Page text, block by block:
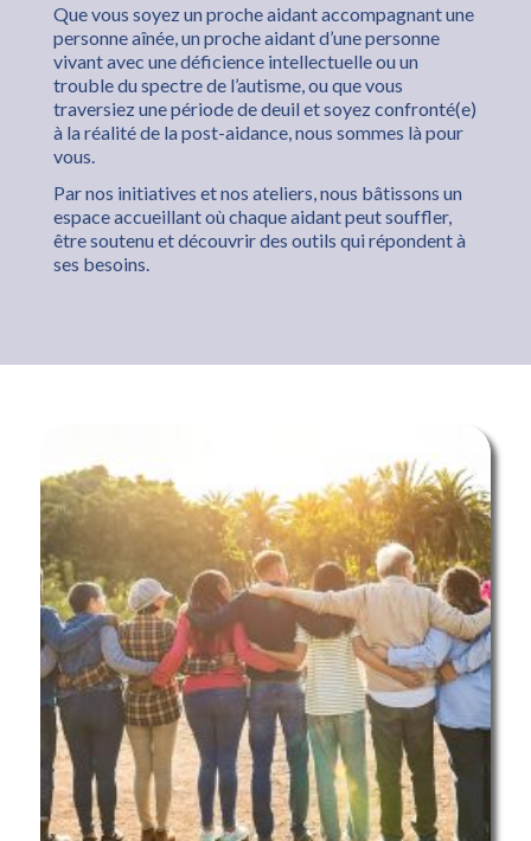
Que vous soyez un proche aidant accompagnant une
personne aînée, un proche aidant d’une personne
vivant avec une déficience intellectuelle ou un
trouble du spectre de l’autisme, ou que vous
traversiez une période de deuil et soyez confronté(e)
à la réalité de la post-aidance, nous sommes là pour
vous.
Par nos initiatives et nos ateliers, nous bâtissons un
espace accueillant où chaque aidant peut souffler,
être soutenu et découvrir des outils qui répondent à
ses besoins.